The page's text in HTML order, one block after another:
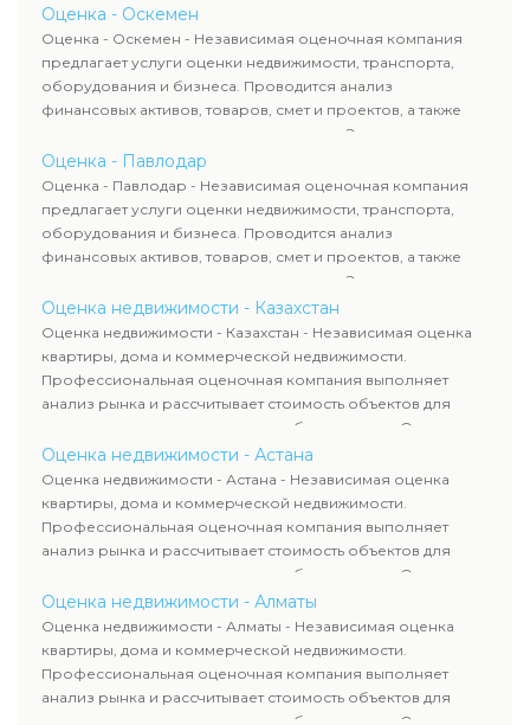
определяют рыночную стоимость имущества и
рассчитывают ущерб. Все отчеты соответствуют
требованиям законодательства и используются для
сделок, кредитования и судебных процессов.
Оценка - Оскемен
Оценка - Оскемен - Независимая оценочная компания
предлагает услуги оценки недвижимости, транспорта,
оборудования и бизнеса. Проводится анализ
финансовых активов, товаров, смет и проектов, а также
оценка животных и недропользования. Эксперты
определяют рыночную стоимость имущества и
рассчитывают ущерб. Все отчеты соответствуют
требованиям законодательства и используются для
сделок, кредитования и судебных процессов.
Оценка - Павлодар
Оценка - Павлодар - Независимая оценочная компания
предлагает услуги оценки недвижимости, транспорта,
оборудования и бизнеса. Проводится анализ
финансовых активов, товаров, смет и проектов, а также
оценка животных и недропользования. Эксперты
определяют рыночную стоимость имущества и
рассчитывают ущерб. Все отчеты соответствуют
требованиям законодательства и используются для
сделок, кредитования и судебных процессов.
Оценка недвижимости - Казахстан
Оценка недвижимости - Казахстан - Независимая оценка
квартиры, дома и коммерческой недвижимости.
Профессиональная оценочная компания выполняет
анализ рынка и рассчитывает стоимость объектов для
продажи, ипотеки, аренды и судебных споров. Оценка
недвижимости включает современные методы и
гарантирует объективные результаты. Отчеты
используются для банков, судов и страховых компаний по
всему Казахстану.
Оценка недвижимости - Астана
Оценка недвижимости - Астана - Независимая оценка
квартиры, дома и коммерческой недвижимости.
Профессиональная оценочная компания выполняет
анализ рынка и рассчитывает стоимость объектов для
продажи, ипотеки, аренды и судебных споров. Оценка
недвижимости включает современные методы и
гарантирует объективные результаты. Отчеты
используются для банков, судов и страховых компаний по
всему Казахстану.
Оценка недвижимости - Алматы
Оценка недвижимости - Алматы - Независимая оценка
квартиры, дома и коммерческой недвижимости.
Профессиональная оценочная компания выполняет
анализ рынка и рассчитывает стоимость объектов для
продажи, ипотеки, аренды и судебных споров. Оценка